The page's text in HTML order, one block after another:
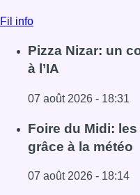
Fil info
Pizza Nizar: un
à l’IA
07 août 2026 - 18:31
Lire l'article Pizza
Foire du Midi:
grâce à la météo
07 août 2026 - 18:14